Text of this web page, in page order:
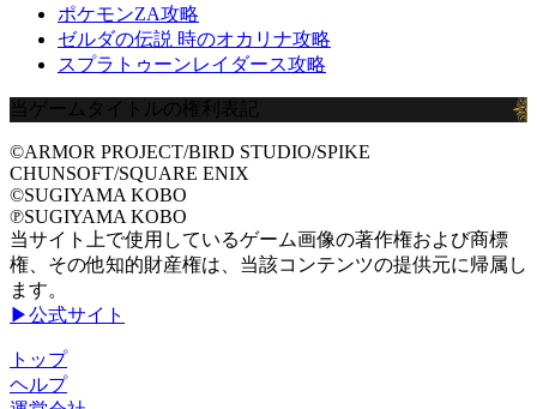
ポケモンZA攻略
ゼルダの伝説 時のオカリナ攻略
スプラトゥーンレイダース攻略
当ゲームタイトルの権利表記
©ARMOR PROJECT/BIRD STUDIO/SPIKE
CHUNSOFT/SQUARE ENIX
©SUGIYAMA KOBO
℗SUGIYAMA KOBO
当サイト上で使用しているゲーム画像の著作権および商標
権、その他知的財産権は、当該コンテンツの提供元に帰属し
ます。
▶公式サイト
トップ
ヘルプ